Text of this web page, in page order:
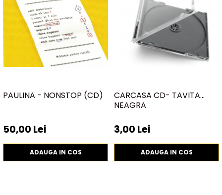
PAULINA - NONSTOP (CD)
50,00 Lei
ADAUGA IN COS
CARCASA CD- TAVITA
NEAGRA
3,00 Lei
ADAUGA IN COS